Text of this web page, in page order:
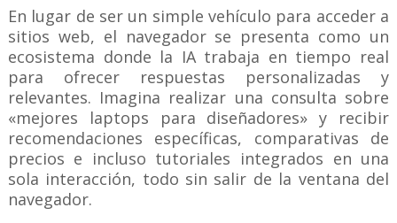
En lugar de ser un simple vehículo para acceder a
sitios web, el navegador se presenta como un
ecosistema donde la IA trabaja en tiempo real
para ofrecer respuestas personalizadas y
relevantes. Imagina realizar una consulta sobre
«mejores laptops para diseñadores» y recibir
recomendaciones específicas, comparativas de
precios e incluso tutoriales integrados en una
sola interacción, todo sin salir de la ventana del
navegador.